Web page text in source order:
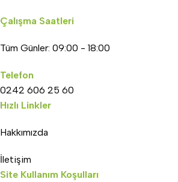
Çalışma Saatleri
Tüm Günler: 09:00 - 18:00
Telefon
0242 606 25 60
Hızlı Linkler
Hakkımızda
İletişim
Site Kullanım Koşulları